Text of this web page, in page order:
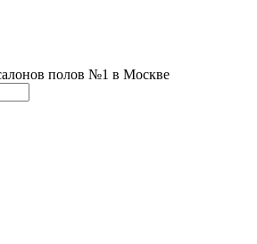
полов №1 в Москве